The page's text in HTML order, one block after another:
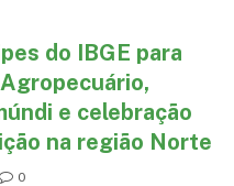
do IBGE para
e celebração
na região Norte
0